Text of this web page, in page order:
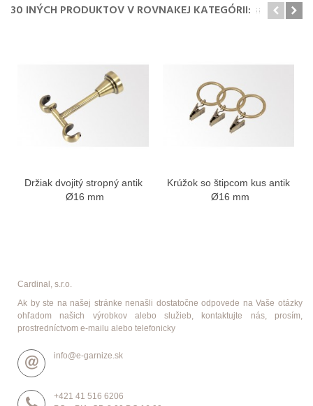
30 INÝCH PRODUKTOV V ROVNAKEJ KATEGÓRII:
Držiak dvojitý stropný antik
Ø16 mm
Krúžok so štipcom kus antik
Ø16 mm
Cardinal, s.r.o.
Ak by ste na našej stránke nenašli dostatočne odpovede na Vaše otázky
ohľadom našich výrobkov alebo služieb, kontaktujte nás, prosím,
prostredníctvom e-mailu alebo telefonicky
info@e-garnize.sk
+421 41 516 6206